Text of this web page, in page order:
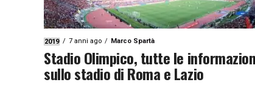
2019 7 anni ago Marco Spartà
Stadio Olimpico, tutte le
sullo stadio di Roma e Lazio